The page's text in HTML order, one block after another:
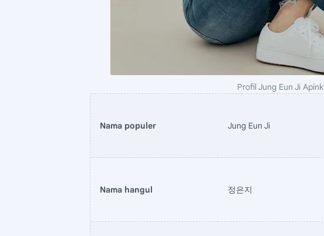
Profil Jung Eun Ji Apink
Nama populer Jung Eun Ji
Nama hangul 정은지